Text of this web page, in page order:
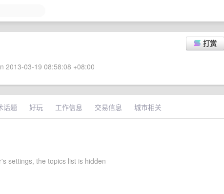
打赏
2013-03-19 08:58:08 +08:00
话题 好玩 工作信息 交易信息 城市相关
settings, the topics list is hidden